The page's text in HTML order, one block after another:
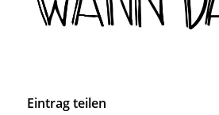
Eintrag teilen